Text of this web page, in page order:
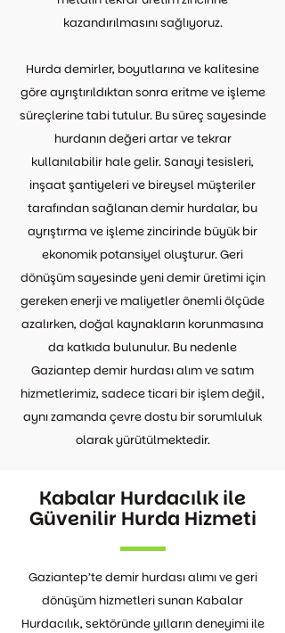
kazandırılmasını sağlıyoruz.
Hurda demirler, boyutlarına ve kalitesine
göre ayrıştırıldıktan sonra eritme ve işleme
süreçlerine tabi tutulur. Bu süreç sayesinde
hurdanın değeri artar ve tekrar
kullanılabilir hale gelir. Sanayi tesisleri,
inşaat şantiyeleri ve bireysel müşteriler
tarafından sağlanan demir hurdalar, bu
ayrıştırma ve işleme zincirinde büyük bir
ekonomik potansiyel oluşturur. Geri
dönüşüm sayesinde yeni demir üretimi için
gereken enerji ve maliyetler önemli ölçüde
azalırken, doğal kaynakların korunmasına
da katkıda bulunulur. Bu nedenle
Gaziantep demir hurdası alım ve satım
hizmetlerimiz, sadece ticari bir işlem değil,
aynı zamanda çevre dostu bir sorumluluk
olarak yürütülmektedir.
Kabalar Hurdacılık ile
Güvenilir Hurda Hizmeti
Gaziantep’te demir hurdası alımı ve geri
dönüşüm hizmetleri sunan Kabalar
Hurdacılık, sektöründe yılların deneyimi ile